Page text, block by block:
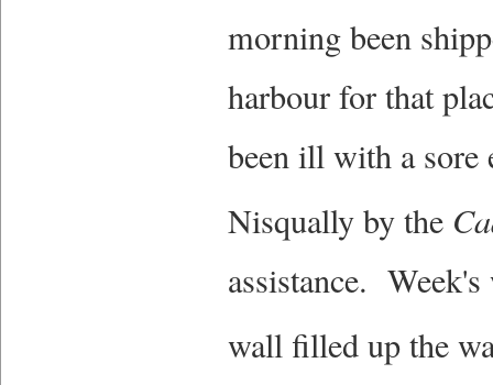
morning been
harbour for that
been ill with a sore
Nisqually by the
assistance.
wall filled up the